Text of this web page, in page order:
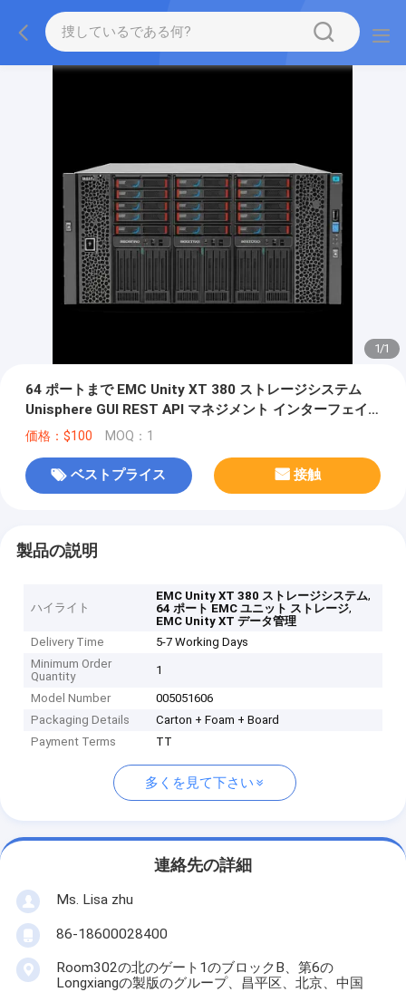
1/1
64 ポートまで EMC Unity XT 380 ストレージシステム
Unisphere GUI REST API マネジメント インターフェイ
ス データ管理を提供する
価格：$100 MOQ：1
ベストプライス 接触
製品の説明
ハイライト
EMC Unity XT 380 ストレージシステム,
64 ポート EMC ユニット ストレージ,
EMC Unity XT データ管理
Delivery Time
5-7 Working Days
Minimum Order
Quantity
1
Model Number
005051606
Packaging Details
Carton + Foam + Board
Payment Terms
TT
多くを見て下さい
連絡先の詳細
Ms. Lisa zhu
86-18600028400
Room302の北のゲート1のブロックB、第6の
Longxiangの製版のグループ、昌平区、北京、中国